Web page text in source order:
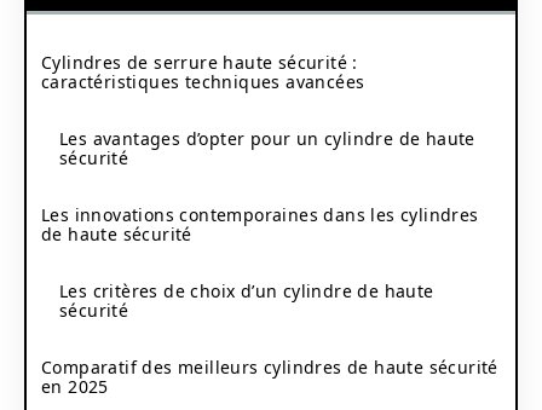
Cylindres de serrure haute sécurité :
caractéristiques techniques avancées
Les avantages d’opter pour un cylindre de haute
sécurité
Les innovations contemporaines dans les cylindres
de haute sécurité
Les critères de choix d’un cylindre de haute
sécurité
Comparatif des meilleurs cylindres de haute sécurité
en 2025